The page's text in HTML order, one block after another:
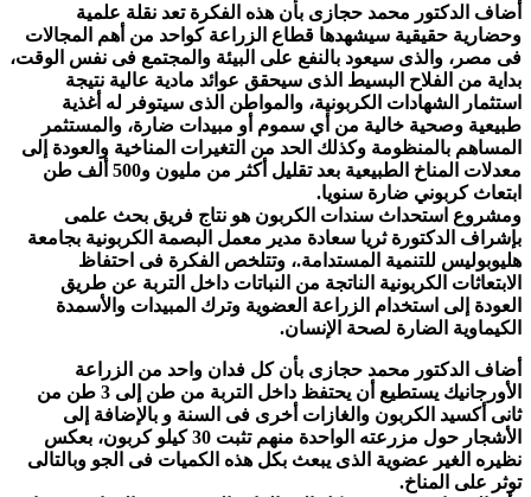
أضاف الدكتور محمد حجازى بأن هذه الفكرة تعد نقلة علمية
وحضارية حقيقية سيشهدها قطاع الزراعة كواحد من أهم المجالات
فى مصر، والذى سيعود بالنفع على البيئة والمجتمع فى نفس الوقت،
بداية من الفلاح البسيط الذى سيحقق عوائد مادية عالية نتيجة
استثمار الشهادات الكربونية، والمواطن الذى سيتوفر له أغذية
طبيعية وصحية خالية من أي سموم أو مبيدات ضارة، والمستثمر
المساهم بالمنظومة وكذلك الحد من التغيرات المناخية والعودة إلى
معدلات المناخ الطبيعية بعد تقليل أكثر من مليون و500 ألف طن
ابتعاث كربوني ضارة سنويا.
ومشروع استحداث سندات الكربون هو نتاج فريق بحث علمى
بإشراف الدكتورة ثريا سعادة مدير معمل البصمة الكربونية بجامعة
هليوبوليس للتنمية المستدامة.، وتتلخص الفكرة فى احتفاظ
الابتعاثات الكربونية الناتجة من النباتات داخل التربة عن طريق
العودة إلى استخدام الزراعة العضوية وترك المبيدات والأسمدة
الكيماوية الضارة لصحة الإنسان.
أضاف الدكتور محمد حجازى بأن كل فدان واحد من الزراعة
الأورجانيك يستطيع أن يحتفظ داخل التربة من طن إلى 3 طن من
ثانى أكسيد الكربون والغازات أخرى فى السنة و بالإضافة إلى
الأشجار حول مزرعته الواحدة منهم تثبت 30 كيلو كربون، بعكس
نظيره الغير عضوية الذى يبعث بكل هذه الكميات فى الجو وبالتالى
توثر على المناخ.